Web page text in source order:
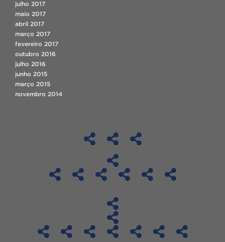
julho 2017
maio 2017
abril 2017
março 2017
fevereiro 2017
outubro 2016
julho 2016
junho 2015
março 2015
novembro 2014